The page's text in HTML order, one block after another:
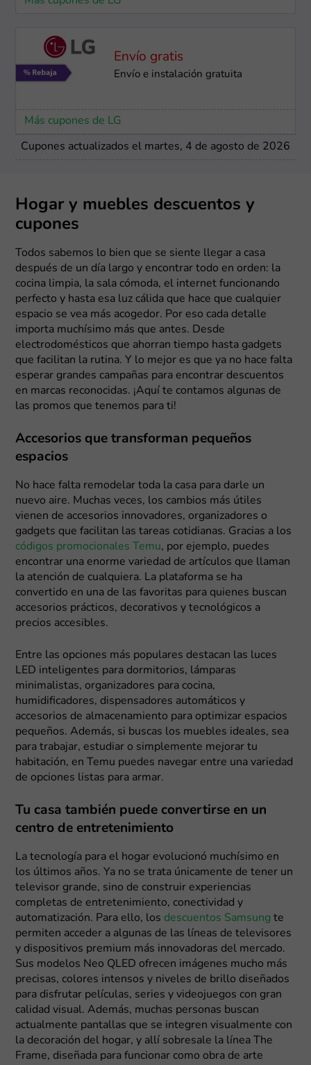
Envío gratis
Envío e instalación ​gratuita
Más cupones de LG
Cupones actualizados el martes, 4 de agosto de 2026
Hogar y muebles descuentos y
cupones
Todos sabemos lo bien que se siente llegar a casa
después de un día largo y encontrar todo en orden: la
cocina limpia, la sala cómoda, el internet funcionando
perfecto y hasta esa luz cálida que hace que cualquier
espacio se vea más acogedor. Por eso cada detalle
importa muchísimo más que antes. Desde
electrodomésticos que ahorran tiempo hasta gadgets
que facilitan la rutina. Y lo mejor es que ya no hace falta
esperar grandes campañas para encontrar descuentos
en marcas reconocidas. ¡Aquí te contamos algunas de
las promos que tenemos para ti!
Accesorios que transforman pequeños
espacios
No hace falta remodelar toda la casa para darle un
nuevo aire. Muchas veces, los cambios más útiles
vienen de accesorios innovadores, organizadores o
gadgets que facilitan las tareas cotidianas. Gracias a los
códigos promocionales Temu, por ejemplo, puedes
encontrar una enorme variedad de artículos que llaman
la atención de cualquiera. La plataforma se ha
convertido en una de las favoritas para quienes buscan
accesorios prácticos, decorativos y tecnológicos a
precios accesibles.
Entre las opciones más populares destacan las luces
LED inteligentes para dormitorios, lámparas
minimalistas, organizadores para cocina,
humidificadores, dispensadores automáticos y
accesorios de almacenamiento para optimizar espacios
pequeños. Además, si buscas los muebles ideales, sea
para trabajar, estudiar o simplemente mejorar tu
habitación, en Temu puedes navegar entre una variedad
de opciones listas para armar.
Tu casa también puede convertirse en un
centro de entretenimiento
La tecnología para el hogar evolucionó muchísimo en
los últimos años. Ya no se trata únicamente de tener un
televisor grande, sino de construir experiencias
completas de entretenimiento, conectividad y
automatización. Para ello, los descuentos Samsung te
permiten acceder a algunas de las líneas de televisores
y dispositivos premium más innovadoras del mercado.
Sus modelos Neo QLED ofrecen imágenes mucho más
precisas, colores intensos y niveles de brillo diseñados
para disfrutar películas, series y videojuegos con gran
calidad visual. Además, muchas personas buscan
actualmente pantallas que se integren visualmente con
la decoración del hogar, y allí sobresale la línea The
Frame, diseñada para funcionar como obra de arte